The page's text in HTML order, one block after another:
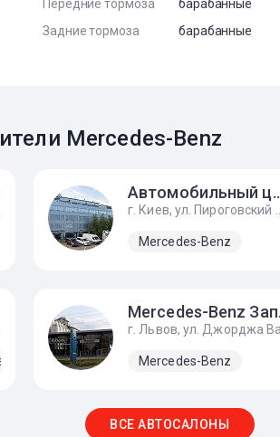
Передние тормоза
барабанные
Задние тормоза
барабанные
Mercedes-Benz
Mercedes-Benz
Kia Lada Mercedes-Benz
Mercedes-Benz
ВСЕ АВТОСАЛОНЫ